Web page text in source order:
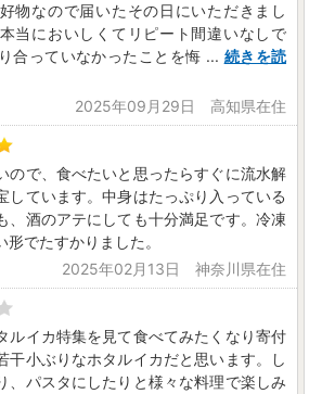
物なので届いたその日にいただきまし
当においしくてリピート間違いなしで
合っていなかったことを悔 ... 続きを読
2025年09月29日 高知県在住
ので、食べたいと思ったらすぐに流水解
しています。中身はたっぷり入っている
、酒のアテにしても十分満足です。冷凍
でたすかりました。
2025年02月13日 神奈川県在住
ルイカ特集を見て食べてみたくなり寄付
干小ぶりなホタルイカだと思います。し
、パスタにしたりと様々な料理で楽しみ